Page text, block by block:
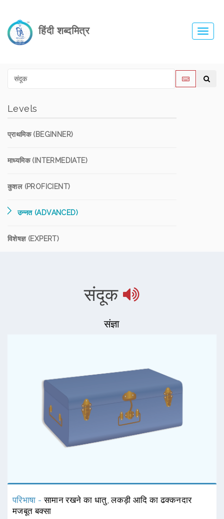
हिंदी शब्दमित्र
Levels
प्राथमिक (BEGINNER)
माध्यमिक (INTERMEDIATE)
कुशल (PROFICIENT)
उन्नत (ADVANCED)
विशेषज्ञ (EXPERT)
संदूक
संज्ञा
परिभाषा -सामान रखने का धातु, लकड़ी आदि का ढक्कनदार
मजबूत बक्सा